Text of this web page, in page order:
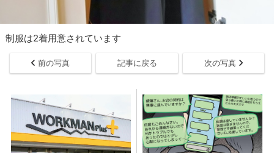
制服は2着用意されています
前の写真 記事に戻る 次の写真